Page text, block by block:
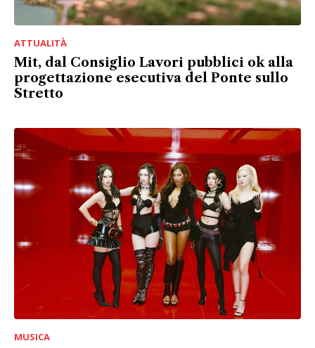
ATTUALITÀ
Mit, dal Consiglio Lavori pubblici ok alla
progettazione esecutiva del Ponte sullo
Stretto
MUSICA